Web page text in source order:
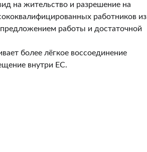
на жительство и разрешение на
работников из
работы и достаточной
более лёгкое воссоединение
внутри ЕС.